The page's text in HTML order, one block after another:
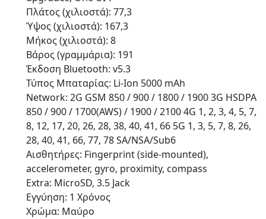
Πλάτος (χιλιοστά): 77,3
Ύψος (χιλιοστά): 167,3
Μήκος (χιλιοστά): 8
Βάρος (γραμμάρια): 191
Έκδοση Bluetooth: v5.3
Τύπος Μπαταρίας: Li-Ion 5000 mAh
Network: 2G GSM 850 / 900 / 1800 / 1900 3G HSDPA
850 / 900 / 1700(AWS) / 1900 / 2100 4G 1, 2, 3, 4, 5, 7,
8, 12, 17, 20, 26, 28, 38, 40, 41, 66 5G 1, 3, 5, 7, 8, 26,
28, 40, 41, 66, 77, 78 SA/NSA/Sub6
Αισθητήρες: Fingerprint (side-mounted),
accelerometer, gyro, proximity, compass
Extra: MicroSD, 3.5 Jack
Εγγύηση: 1 Χρόνος
Χρώμα: Μαύρο